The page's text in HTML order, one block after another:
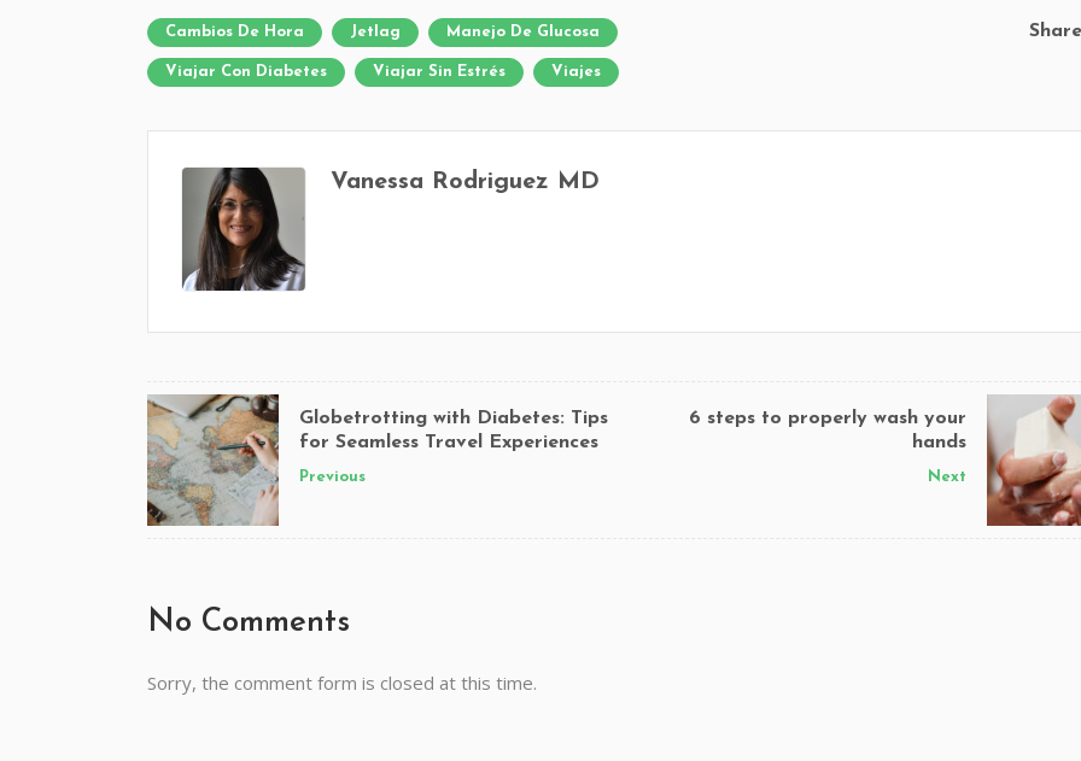
Cambios De Hora Jetlag Manejo De Glucosa
Viajar Con Diabetes Viajar Sin Estrés Viajes
Share
Vanessa Rodriguez MD
Globetrotting with Diabetes: Tips
for Seamless Travel Experiences
Previous
6 steps to properly wash your
hands
Next
No Comments
Sorry, the comment form is closed at this time.